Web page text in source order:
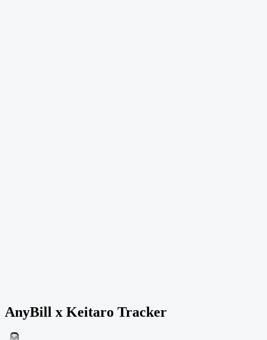
AnyBill x Keitaro Tracker